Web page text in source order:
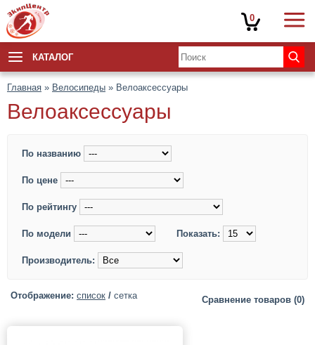
КАТАЛОГ
Главная » Велосипеды » Велоаксессуары
Велоаксессуары
По названию
По цене
По рейтингу
По модели Показать:
Производитель:
Сравнение товаров (0)
Отображение: список / сетка
0